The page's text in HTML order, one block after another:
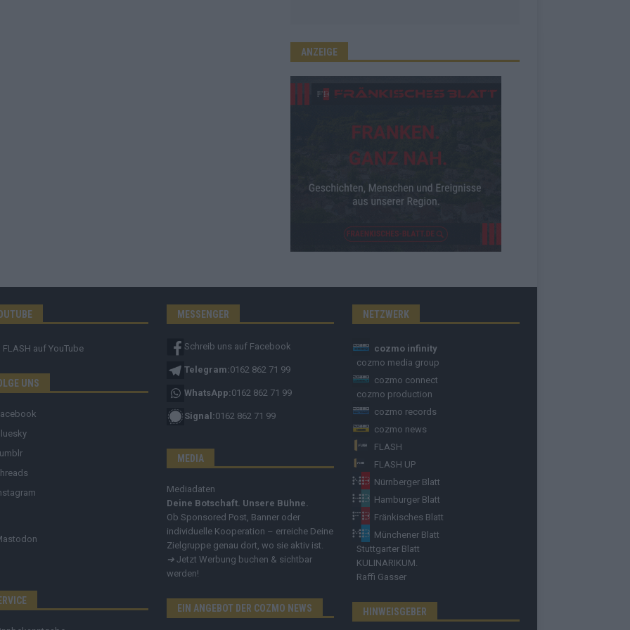
ANZEIGE
FLASH auf YouTube
UNS
MESSENGER
Schreib uns auf Facebook
Telegram:0162 862 71 99
WhatsApp:0162 862 71 99
Signal:0162 862 71 99
MEDIA
Mediadaten
Deine Botschaft. Unsere Bühne.
Ob Sponsored Post, Banner oder
individuelle Kooperation – erreiche Deine
Zielgruppe genau dort, wo sie aktiv ist.
➔ Jetzt Werbung buchen & sichtbar
werden!
EIN ANGEBOT DER COZMO NEWS
NETZWERK
cozmo infinity
cozmo media group
cozmo connect
cozmo production
cozmo records
cozmo news
FLASH
FLASH UP
Nürnberger Blatt
Hamburger Blatt
Fränkisches Blatt
Münchener Blatt
Stuttgarter Blatt
KULINARIKUM.
Raffi Gasser
HINWEISGEBER